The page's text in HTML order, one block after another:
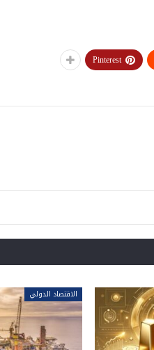
Pinterest
الاقتصاد الدولي